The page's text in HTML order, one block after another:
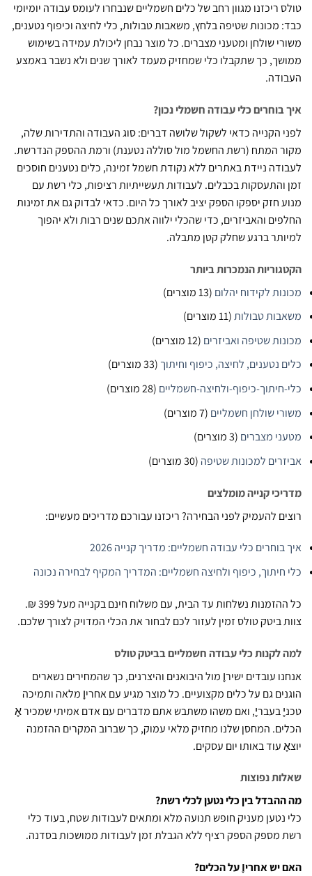
ריכזנו מגוון רחב של כלים חשמליים שנבחרו לעומס עבודה יומיומי
מכונות שטיפה בלחץ, משאבות טבולות, כלי לחיצה וכיפוף נטענים,
שולחן ומטעני מצברים. כל מוצר נבחן ליכולת עמידה בשימוש
כך שתקבלו כלי שמחזיק מעמד לאורך שנים ולא נשבר באמצע
כלי עבודה חשמלי נכון?
הקנייה כדאי לשקול שלושה דברים: סוג העבודה והתדירות שלה,
המתח (רשת החשמל מול סוללה נטענת) ורמת ההספק הנדרשת.
ניידת באתרים ללא נקודת חשמל זמינה, כלים נטענים חוסכים
בכבלים. לעבודות תעשייתיות רציפות, כלי רשת עם
חזק יספקו הספק יציב לאורך כל היום. כדאי לבדוק גם את זמינות
והאביזרים, כדי שהכלי ילווה אתכם שנים רבות ולא יהפוך
ברגע שחלק קטן מתבלה.
הנמכרות ביותר
לקידוח יהלום (13 מוצרים)
טבולות(11 מוצרים)
שטיפה ואביזרים(12 מוצרים)
נטענים, לחיצה, כיפוף וחיתוך (33 מוצרים)
כיפוף-ולחיצה-חשמליים(28 מוצרים)
שולחן חשמליים(7 מוצרים)
מצברים(3 מוצרים)
למכונות שטיפה(30 מוצרים)
קנייה מומלצים
להעמיק לפני הבחירה? ריכזנו עבורכם מדריכים מעשיים:
כלי עבודה חשמליים: מדריך קנייה 2026
כיפוף ולחיצה חשמליים: המדריך המקיף לבחירה נכונה
כל ההזמנות נשלחות עד הבית, עם משלוח חינם בקנייה מעל 399 ₪.
ביטק טולס זמין לעזור לכם לבחור את הכלי המדויק לצורך שלכם.
לקנות כלי עבודה חשמליים בביטק טולס
עובדים ישירו֪ מול היבואנים והיצרנים, כך שהמחירים נשארים
גם על כלים מקצועיים. כל מוצר מגיע עם אחריו֪ מלאה ותמיכה
בעברי֪, ואם משהו משתבש אתם מדברים עם אדם אמיתי שמכיר א֪
המחסן שלנו מחזיק מלאי עמוק, כך שברוב המקרים ההזמנה
עוד באותו יום עסקים.
נפוצות
בין כלי נטען לכלי רשת?
מעניק חופש תנועה מלא ומתאים לעבודות שטח, בעוד כלי
מספק הספק רציף ללא הגבלת זמן לעבודות ממושכות בסדנה.
יש אחריו֪ על הכלים?